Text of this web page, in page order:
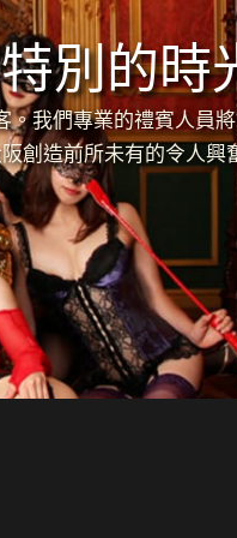
別的時
我們專業的禮賓人員
創造前所未有的令人興